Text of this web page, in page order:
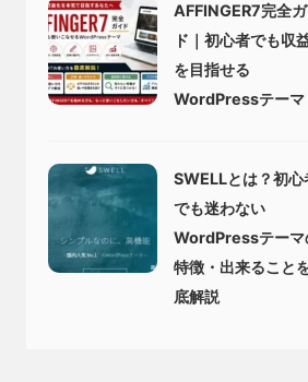
AFFINGER7完全ガ
ド｜初心者でも収
を目指せる
WordPressテーマ
SWELLとは？初心
でも迷わない
WordPressテーマ
特徴・出来ること
底解説